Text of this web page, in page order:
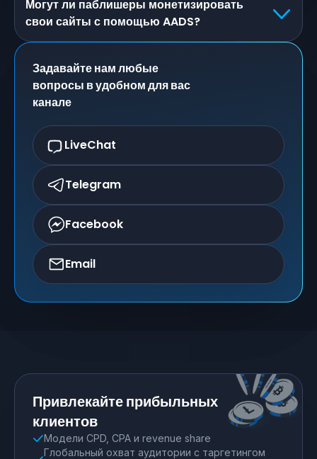
Могут ли паблишеры монетизировать
свои сайты с помощью AADS?
Задавайте нам любые
вопросы в удобном для вас
канале
LiveChat
Telegram
Facebook
Email
Привлекайте прибыльных
клиентов
Модели CPD, CPA и revenue share
Глобальный охват аудитории с таргетингом